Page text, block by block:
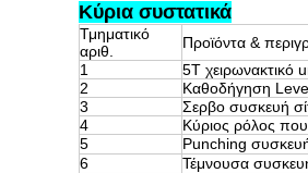
Κύρια συστατικά
Τμηματικό
αριθ.
Προϊόντα &
1
5T χειρωνακτικό
2
Καθοδήγηση
3
Σερβο συσκευή
4
Κύριος ρόλος
5
Punching
6
Τέμνουσα